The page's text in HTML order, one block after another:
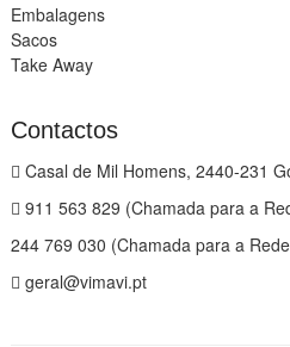
Embalagens
Sacos
Take Away
Contactos
Casal de Mil Homens, 2440-231
911 563 829 (Chamada para a
244 769 030 (Chamada para a
geral@vimavi.pt